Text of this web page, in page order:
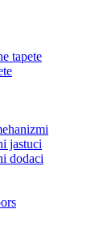
tapete
jastuci
dodaci